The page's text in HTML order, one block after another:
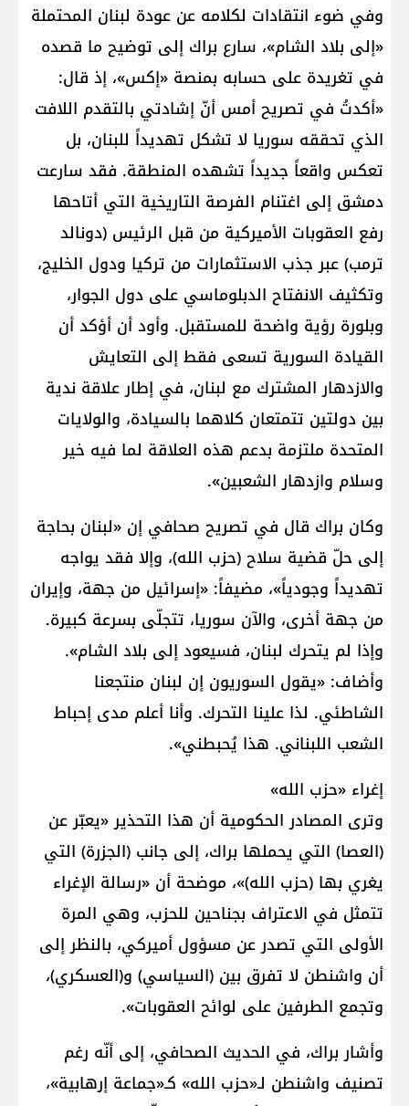
وفي ضوء انتقادات لكلامه عن عودة لبنان المحتملة
«إلى بلاد الشام»، سارع براك إلى توضيح ما قصده
في تغريدة على حسابه بمنصة «إكس»، إذ قال:
«أكدتُ في تصريح أمس أنّ إشادتي بالتقدم اللافت
الذي تحققه سوريا لا تشكل تهديداً للبنان، بل
تعكس واقعاً جديداً تشهده المنطقة. فقد سارعت
دمشق إلى اغتنام الفرصة التاريخية التي أتاحها
رفع العقوبات الأميركية من قبل الرئيس (دونالد
ترمب) عبر جذب الاستثمارات من تركيا ودول الخليج،
وتكثيف الانفتاح الدبلوماسي على دول الجوار،
وبلورة رؤية واضحة للمستقبل. وأود أن أؤكد أن
القيادة السورية تسعى فقط إلى التعايش
والازدهار المشترك مع لبنان، في إطار علاقة ندية
بين دولتين تتمتعان كلاهما بالسيادة، والولايات
المتحدة ملتزمة بدعم هذه العلاقة لما فيه خير
وسلام وازدهار الشعبين».
وكان براك قال في تصريح صحافي إن «لبنان بحاجة
إلى حلّ قضية سلاح (حزب الله)، وإلا فقد يواجه
تهديداً وجودياً»، مضيفاً: «إسرائيل من جهة، وإيران
من جهة أخرى، والآن سوريا، تتجلّى بسرعة كبيرة.
وإذا لم يتحرك لبنان، فسيعود إلى بلاد الشام».
وأضاف: «يقول السوريون إن لبنان منتجعنا
الشاطئي. لذا علينا التحرك. وأنا أعلم مدى إحباط
الشعب اللبناني. هذا يُحبطني».
إغراء «حزب الله»
وترى المصادر الحكومية أن هذا التحذير «يعبّر عن
(العصا) التي يحملها براك، إلى جانب (الجزرة) التي
يغري بها (حزب الله)»، موضحة أن «رسالة الإغراء
تتمثل في الاعتراف بجناحين للحزب، وهي المرة
الأولى التي تصدر عن مسؤول أميركي، بالنظر إلى
أن واشنطن لا تفرق بين (السياسي) و(العسكري)،
وتجمع الطرفين على لوائح العقوبات».
وأشار براك، في الحديث الصحافي، إلى أنّه رغم
تصنيف واشنطن لـ«حزب الله» كـ«جماعة إرهابية»،